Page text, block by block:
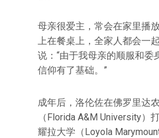
母亲很爱主，常会在家里播
上在餐桌上，全家人都会一
说：“由于我母亲的顺服和委
信仰有了基础。”
成年后，洛伦佐在佛罗里达
（Florida A&M University）
耀拉大学（Loyola